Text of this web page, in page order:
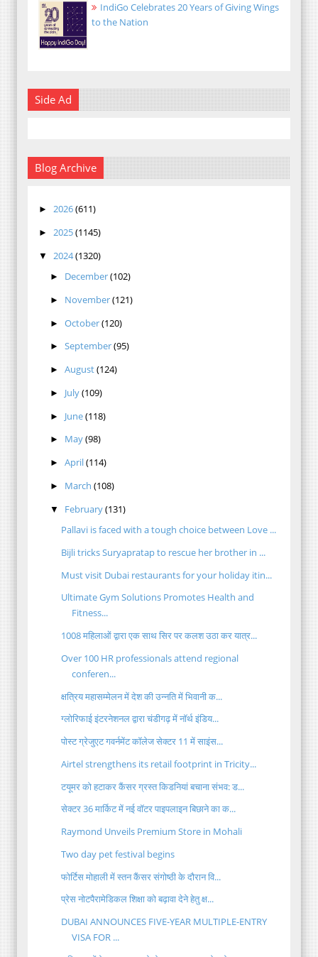
IndiGo Celebrates 20 Years of Giving Wings
to the Nation
Side Ad
Blog Archive
► 2026(611)
► 2025(1145)
▼ 2024(1320)
► December(102)
► November(121)
► October(120)
► September(95)
► August(124)
► July(109)
► June(118)
► May(98)
► April(114)
► March (108)
▼ February(131)
Pallavi is faced with a tough choice between Love ...
Bijli tricks Suryapratap to rescue her brother in ...
Must visit Dubai restaurants for your holiday itin...
Ultimate Gym Solutions Promotes Health and
Fitness...
1008 महिलाओं द्वारा एक साथ सिर पर कलश उठा कर यात्र...
Over 100 HR professionals attend regional
conferen...
क्षत्रिय महासम्मेलन में देश की उन्नति में भिवानी क...
ग्लोरिफाई इंटरनेशनल द्वारा चंडीगढ़ में नॉर्थ इंडिय...
पोस्ट ग्रेजुएट गवर्नमेंट कॉलेज सेक्टर 11 में साइंस...
Airtel strengthens its retail footprint in Tricity...
टयूमर को हटाकर कैंसर ग्रस्त किडनियां बचाना संभव: ड...
सेक्टर 36 मार्किट में नई वॉटर पाइपलाइन बिछाने का क...
Raymond Unveils Premium Store in Mohali
Two day pet festival begins
फोर्टिस मोहाली में स्तन कैंसर संगोष्ठी के दौरान वि...
प्रेस नोटपैरामेडिकल शिक्षा को बढ़ावा देने हेतु क्ष...
DUBAI ANNOUNCES FIVE-YEAR MULTIPLE-ENTRY
VISA FOR ...